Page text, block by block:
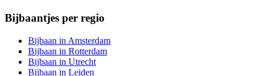
Bijbaantjes per regio
Bijbaan in Amsterdam
Bijbaan in Rotterdam
Bijbaan in Utrecht
Bijbaan in Leiden